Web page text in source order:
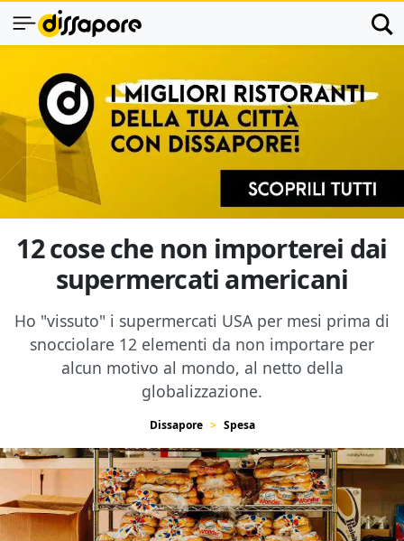
12 cose che non importerei dai
supermercati americani
Ho "vissuto" i supermercati USA per mesi prima di
snocciolare 12 elementi da non importare per
alcun motivo al mondo, al netto della
globalizzazione.
Dissapore Spesa